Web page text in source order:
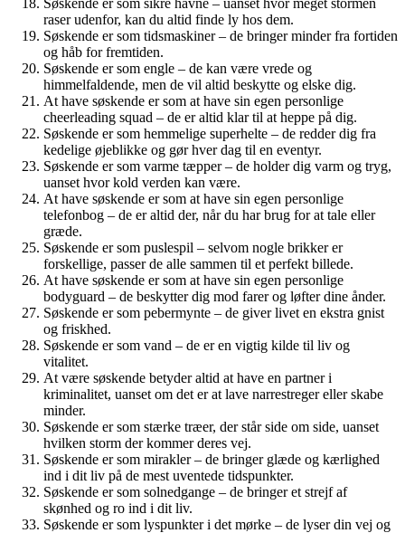
raser udenfor, kan du altid finde ly hos dem.
Søskende er som tidsmaskiner – de bringer minder fra fortiden
og håb for fremtiden.
Søskende er som engle – de kan være vrede og
himmelfaldende, men de vil altid beskytte og elske dig.
At have søskende er som at have sin egen personlige
cheerleading squad – de er altid klar til at heppe på dig.
Søskende er som hemmelige superhelte – de redder dig fra
kedelige øjeblikke og gør hver dag til en eventyr.
Søskende er som varme tæpper – de holder dig varm og tryg,
uanset hvor kold verden kan være.
At have søskende er som at have sin egen personlige
telefonbog – de er altid der, når du har brug for at tale eller
græde.
Søskende er som puslespil – selvom nogle brikker er
forskellige, passer de alle sammen til et perfekt billede.
At have søskende er som at have sin egen personlige
bodyguard – de beskytter dig mod farer og løfter dine ånder.
Søskende er som pebermynte – de giver livet en ekstra gnist
og friskhed.
Søskende er som vand – de er en vigtig kilde til liv og
vitalitet.
At være søskende betyder altid at have en partner i
kriminalitet, uanset om det er at lave narrestreger eller skabe
minder.
Søskende er som stærke træer, der står side om side, uanset
hvilken storm der kommer deres vej.
Søskende er som mirakler – de bringer glæde og kærlighed
ind i dit liv på de mest uventede tidspunkter.
Søskende er som solnedgange – de bringer et strejf af
skønhed og ro ind i dit liv.
Søskende er som lyspunkter i det mørke – de lyser din vej og